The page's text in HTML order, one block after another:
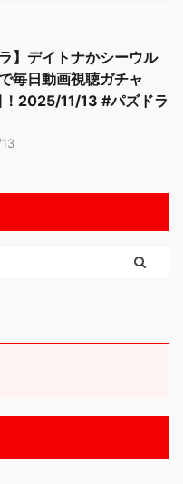
ラ】デイトナかシーウル
毎日動画視聴ガチャ
2025/11/13 #パズドラ